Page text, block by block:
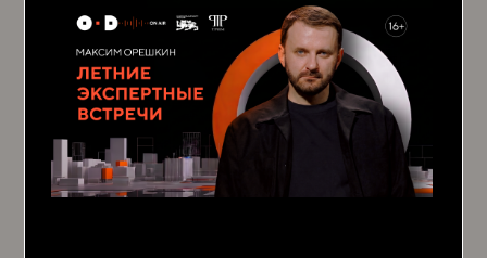
БЕРКИ РОЛАНД
Сооснователь, STRELA
Эфиопия
БЕДАДА ЛЕТА СЕРА
Доктор философии,
доцент кафедры
экономики, Колледж
бизнеса и экономики